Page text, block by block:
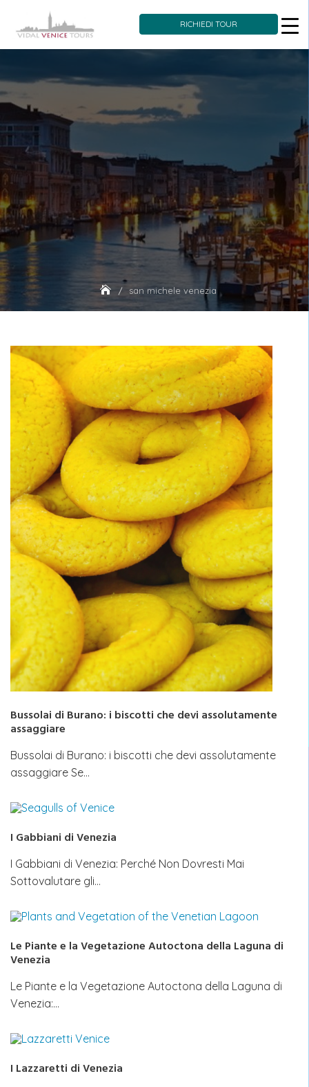
Skip
content
RICHIEDI TOUR
san michele venezia
Bussolai di Burano: i biscotti che devi assolutamente
assaggiare
Bussolai di Burano: i biscotti che devi assolutamente
assaggiare Se…
I Gabbiani di Venezia
I Gabbiani di Venezia: Perché Non Dovresti Mai
Sottovalutare gli…
Le Piante e la Vegetazione Autoctona della Laguna di
Venezia
Le Piante e la Vegetazione Autoctona della Laguna di
Venezia:…
I Lazzaretti di Venezia